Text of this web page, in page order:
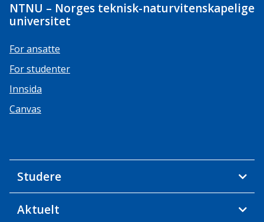
NTNU – Norges teknisk-naturvitenskapelige
universitet
For ansatte
For studenter
Innsida
Canvas
Studere
Aktuelt